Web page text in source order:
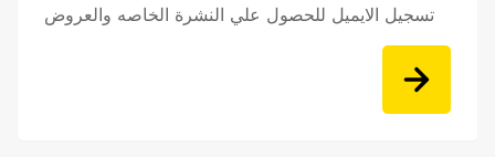
تسجيل الايميل للحصول علي النشرة الخاصه والعروض